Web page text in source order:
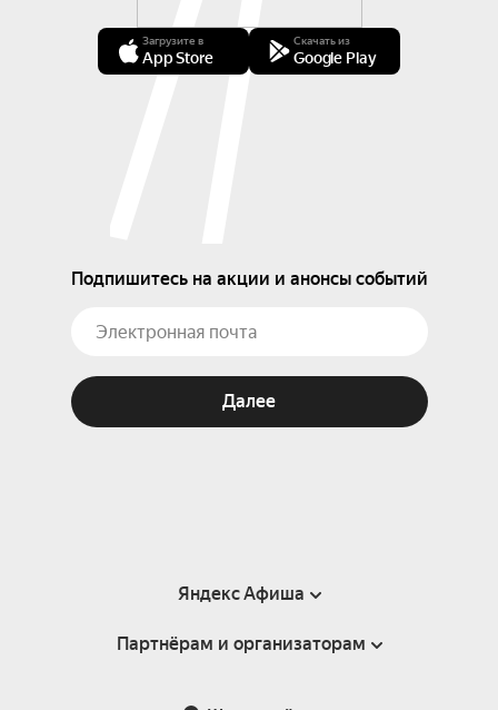
Загрузите в
App Store
Скачать из
Google Play
Подпишитесь на акции и анонсы событий
Далее
Яндекс Афиша
Справка
Партнёрам и организаторам